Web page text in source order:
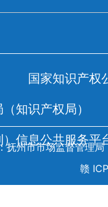
国家知识产权
知识产权局）
信息公共服务平
抚州市市场监督管理局
赣